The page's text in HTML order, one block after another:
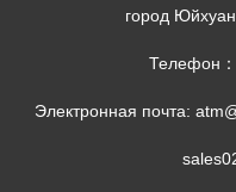
город
Телефон
Электронная почта: